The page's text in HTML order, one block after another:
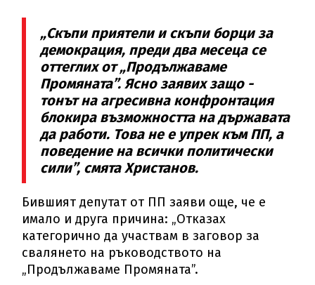
„Скъпи приятели и скъпи борци за
демокрация, преди два месеца се
оттеглих от „Продължаваме
Промяната”. Ясно заявих защо -
тонът на агресивна конфронтация
блокира възможността на държавата
да работи. Това не е упрек към ПП, а
поведение на всички политически
сили”, смята Христанов.
Бившият депутат от ПП заяви още, че е
имало и друга причина: „Отказах
категорично да участвам в заговор за
свалянето на ръководството на
„Продължаваме Промяната”.